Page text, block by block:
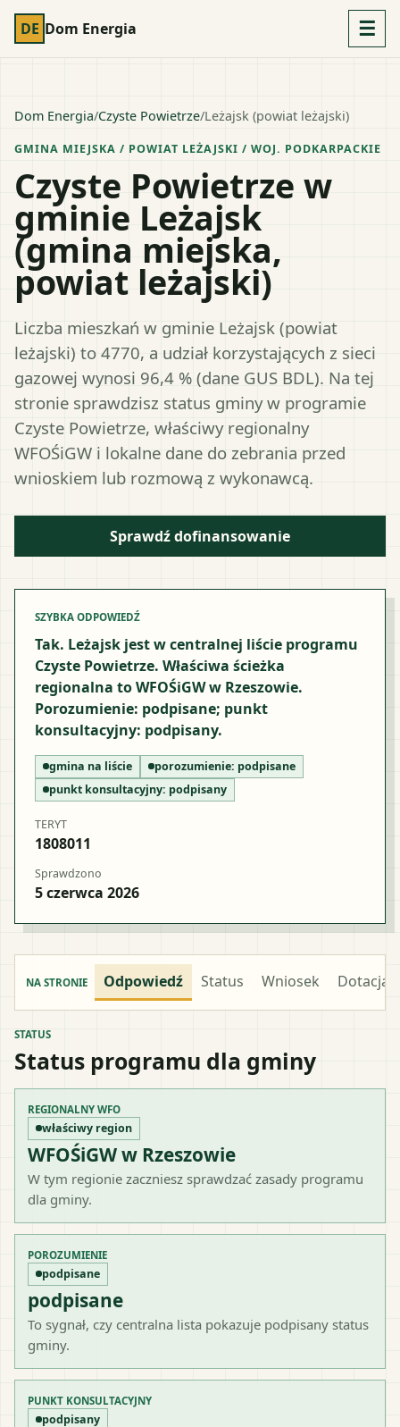
DE Dom Energia ☰
Dom Energia/Czyste Powietrze/Leżajsk (powiat leżajski)
GMINA MIEJSKA / POWIAT LEŻAJSKI / WOJ. PODKARPACKIE
Czyste Powietrze w
gminie Leżajsk
(gmina miejska,
powiat leżajski)
Liczba mieszkań w gminie Leżajsk (powiat
leżajski) to 4770, a udział korzystających z sieci
gazowej wynosi 96,4 % (dane GUS BDL). Na tej
stronie sprawdzisz status gminy w programie
Czyste Powietrze, właściwy regionalny
WFOŚiGW i lokalne dane do zebrania przed
wnioskiem lub rozmową z wykonawcą.
Sprawdź dofinansowanie
SZYBKA ODPOWIEDŹ
Tak. Leżajsk jest w centralnej liście programu
Czyste Powietrze. Właściwa ścieżka
regionalna to WFOŚiGW w Rzeszowie.
Porozumienie: podpisane; punkt
konsultacyjny: podpisany.
gmina na liście porozumienie: podpisane
punkt konsultacyjny: podpisany
TERYT
1808011
Sprawdzono
5 czerwca 2026
NA STRONIE Odpowiedź Status Wniosek Dotacja
STATUS
Status programu dla gminy
REGIONALNY WFO
właściwy region
WFOŚiGW w Rzeszowie
W tym regionie zaczniesz sprawdzać zasady programu
dla gminy.
POROZUMIENIE
podpisane
podpisane
To sygnał, czy centralna lista pokazuje podpisany status
gminy.
PUNKT KONSULTACYJNY
podpisany